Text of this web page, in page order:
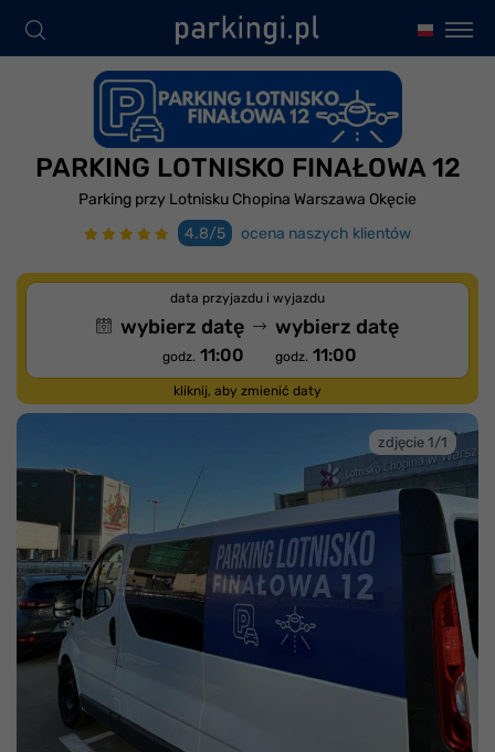
PARKING LOTNISKO FINAŁOWA 12
Parking przy Lotnisku Chopina Warszawa Okęcie
4.8/5
ocena naszych klientów
data przyjazdu i wyjazdu
wybierz datę
godz. 11:00
wybierz datę
godz. 11:00
kliknij, aby zmienić daty
zdjęcie 1/1